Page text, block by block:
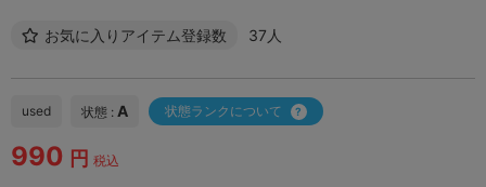
お気に入りアイテム登録数 37人
used 状態 : A 状態ランクについて
990 円 税込